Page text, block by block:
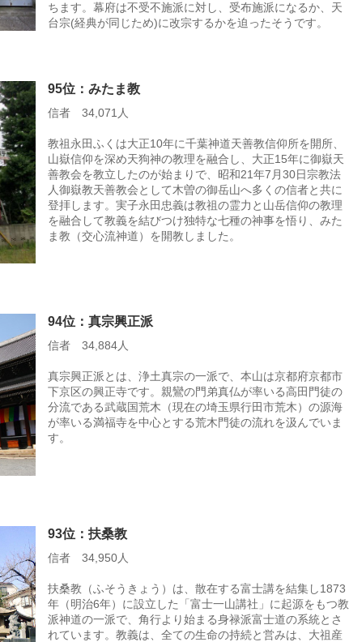
ちます。幕府は不受不施派に対し、受布施派になるか、天
台宗(経典が同じため)に改宗するかを迫ったそうです。
95位：みたま教
信者 34,071人
教祖永田ふくは大正10年に千葉神道天善教信仰所を開所、
山嶽信仰を深め天狗神の教理を融合し、大正15年に御嶽天
善教会を教立したのが始まりで、昭和21年7月30日宗教法
人御嶽教天善教会として木曽の御岳山へ多くの信者と共に
登拝します。実子永田忠義は教祖の霊力と山岳信仰の教理
を融合して教義を結びつけ独特な七種の神事を悟り、みた
ま教（交心流神道）を開教しました。
94位：真宗興正派
信者 34,884人
真宗興正派とは、浄土真宗の一派で、本山は京都府京都市
下京区の興正寺です。親鸞の門弟真仏が率いる高田門徒の
分流である武蔵国荒木（現在の埼玉県行田市荒木）の源海
が率いる満福寺を中心とする荒木門徒の流れを汲んでいま
す。
93位：扶桑教
信者 34,950人
扶桑教（ふそうきょう）は、散在する富士講を結集し1873
年（明治6年）に設立した「富士一山講社」に起源をもつ教
派神道の一派で、角行より始まる身禄派富士道の系統とさ
れています。教義は、全ての生命の持続と営みは、大祖産